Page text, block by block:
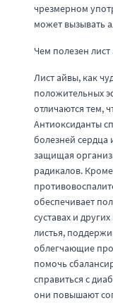
чрезмерном
может вызывать
Чем полезен
Лист айвы, как
положительных
отличаются тем,
Антиоксиданты
болезней сердца
защищая
радикалов.
обеспечивает
суставах и
листья,
облегчающие
помочь
справиться с
они повышают